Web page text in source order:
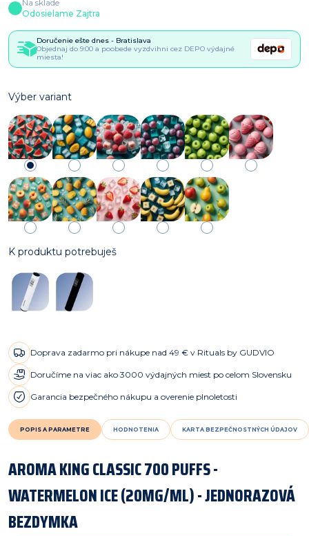
Na sklade
Odosielame Zajtra
Doručenie ešte dnes - Bratislava
Objednaj do 9:00 a poobede vyzdvihni cez DEPO výdajné
miesta!
Výber variant
K produktu potrebuješ
Doprava zadarmo pri nákupe nad 49 € v Rituals by GUDVIO
Doručíme na viac ako 3000 výdajných miest po celom Slovensku
Garancia bezpečného nákupu a overenie plnoletosti
POPIS A PARAMETRE HODNOTENIA KARTA BEZPEČNOSTNÝCH ÚDAJOV
AROMA KING CLASSIC 700 PUFFS -
WATERMELON ICE (20MG/ML) - JEDNORAZOVÁ
BEZDYMKA